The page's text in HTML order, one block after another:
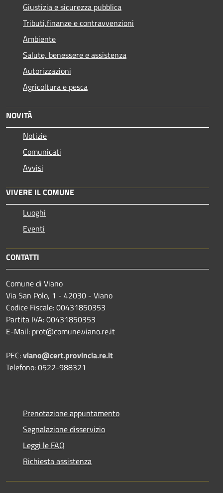
Giustizia e sicurezza pubblica
Tributi,finanze e contravvenzioni
Ambiente
Salute, benessere e assistenza
Autorizzazioni
Agricoltura e pesca
NOVITÀ
Notizie
Comunicati
Avvisi
VIVERE IL COMUNE
Luoghi
Eventi
CONTATTI
Comune di Viano
Via San Polo, 1 - 42030 - Viano
Codice Fiscale: 00431850353
Partita IVA: 00431850353
E-Mail: prot@comune.viano.re.it
PEC:viano@cert.provincia.re.it
Telefono: 0522-988321
Prenotazione appuntamento
Segnalazione disservizio
Leggi le FAQ
Richiesta assistenza